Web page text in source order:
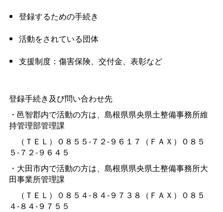
登録するための手続き
活動をされている団体
支援制度：傷害保険、交付金、表彰など
登録手続き及び問い合わせ先
・邑智郡内で活動の方は、島根県県央県土整備事務所維
持管理部管理課
（ＴＥＬ）０８５５-７２-９６１７（ＦＡＸ）０８５
５-７２-９６４５
・大田市内で活動の方は、島根県県央県土整備事務所大
田事業所管理課
（ＴＥＬ）０８５４-８４-９７３８（ＦＡＸ）０８５
４-８４-９７５５